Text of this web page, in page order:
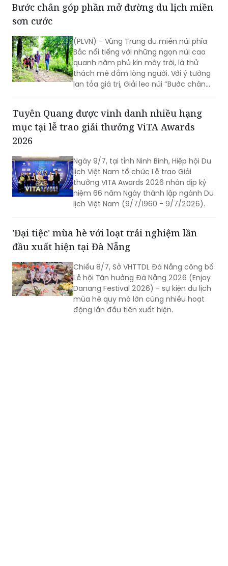
Bước chân góp phần mở đường du lịch miền
sơn cước
(PLVN) - Vùng Trung du miền núi phía
Bắc nổi tiếng với những ngọn núi cao
quanh năm phủ kín mây trời, là thử
thách mê đắm lòng người. Với ý tưởng
lan tỏa giá trị, Giải leo núi ‘’Bước chân
miền sơn cước.
Tuyên Quang được vinh danh nhiều hạng
mục tại lễ trao giải thưởng ViTA Awards
2026
Ngày 9/7, tại tỉnh Ninh Bình, Hiệp hội Du
lịch Việt Nam tổ chức Lễ trao Giải
thưởng VITA Awards 2026 nhân dịp kỷ
niệm 66 năm Ngày thành lập ngành Du
lịch Việt Nam (9/7/1960 - 9/7/2026).
'Đại tiệc' mùa hè với loạt trải nghiệm lần
đầu xuất hiện tại Đà Nẵng
Chiều 8/7, Sở VHTTDL Đà Nẵng công bố
Lễ hội Tận hưởng Đà Nẵng 2026 (Enjoy
Danang Festival 2026) - sự kiện du lịch
mùa hè quy mô lớn cùng nhiều hoạt
động lần đầu tiên xuất hiện.